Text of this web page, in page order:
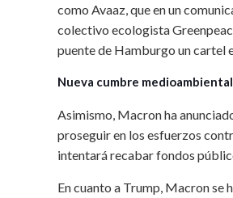
como Avaaz, que en un
colectivo ecologista
puente de Hamburgo un cartel
Nueva cumbre medioambiental
Asimismo, Macron ha
proseguir en los esfuerzos
intentará recabar fondos
En cuanto a Trump, Macron se